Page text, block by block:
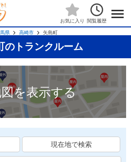
お気に入り 閲覧履歴
県 高崎市 矢島町
のトランクルーム
を表示する
現在地で検索